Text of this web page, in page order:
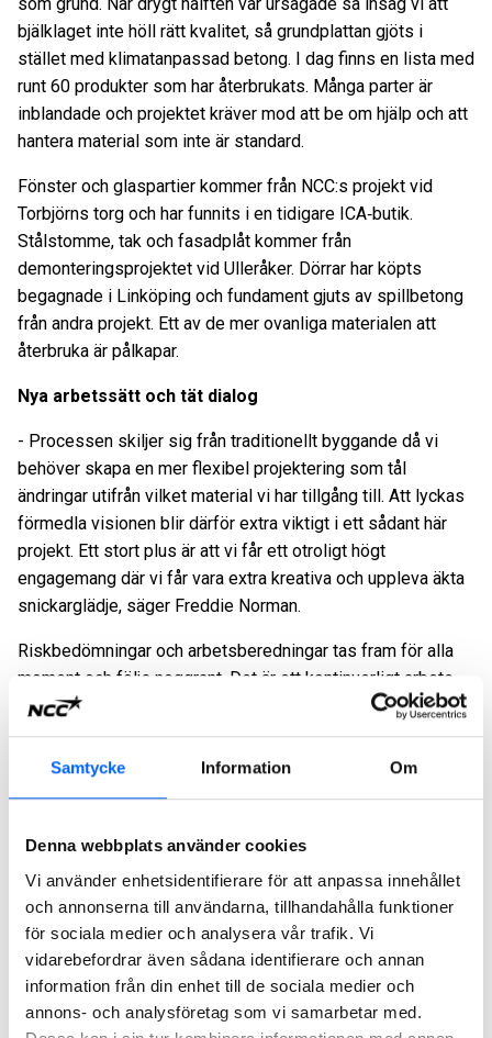
Samtycke Information Om
Denna webbplats använder cookies
Vi använder enhetsidentifierare för att anpassa innehållet
och annonserna till användarna, tillhandahålla funktioner
för sociala medier och analysera vår trafik. Vi
vidarebefordrar även sådana identifierare och annan
information från din enhet till de sociala medier och
annons- och analysföretag som vi samarbetar med.
bjälklaget inte höll rätt kvalitet, så grundplattan gjöts i
stället med klimatanpassad betong. I dag finns en lista med
runt 60 produkter som har återbrukats. Många parter är
inblandade och projektet kräver mod att be om hjälp och att
hantera material som inte är standard.
Fönster och glaspartier kommer från NCC:s projekt vid
Torbjörns torg och har funnits i en tidigare ICA‑butik.
Stålstomme, tak och fasadplåt kommer från
demonteringsprojektet vid Ulleråker. Dörrar har köpts
begagnade i Linköping och fundament gjuts av spillbetong
från andra projekt. Ett av de mer ovanliga materialen att
återbruka är pålkapar.
Nya arbetssätt och tät dialog
- Processen skiljer sig från traditionellt byggande då vi
behöver skapa en mer flexibel projektering som tål
ändringar utifrån vilket material vi har tillgång till. Att lyckas
förmedla visionen blir därför extra viktigt i ett sådant här
projekt. Ett stort plus är att vi får ett otroligt högt
engagemang där vi får vara extra kreativa och uppleva äkta
snickarglädje, säger Freddie Norman.
Riskbedömningar och arbetsberedningar tas fram för alla
moment och följs noggrant. Det är ett kontinuerligt arbete
med att förenkla, spara tid och hålla en god arbetsmiljö.
Inköp spelar en central roll. De söker material i
för att undvika höga transportkostnader.
-Ett exempel är en limträbalk som vi hittade i Borås som
kostade 3
200 kronor medan transporten hamnade på 6
kronor. Tr
ävirke har h mtats fr n Linkö ping och panel fr
norra Sverige. En särskilt svår del att hitta var minerit, men
projektet fick tag på25 kvadratmeter i kapade bitar och
bygger nu ihop dessa, säger Freddie Norman.